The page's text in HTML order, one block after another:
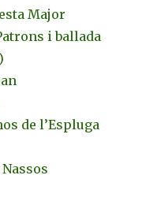
Major
i ballada
de l’Espluga